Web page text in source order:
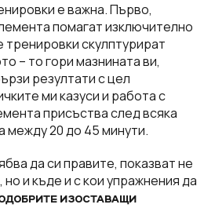
е важна. Първо,
помагат изключително
скулптурират
– то гори мазнината ви,
резултати с цел
ми казуси и работа с
присъства след всяка
между 20 до 45 минути.
да си правите, показват не
и къде и с кои упражнения да
ИЗОСТАВАЩИ